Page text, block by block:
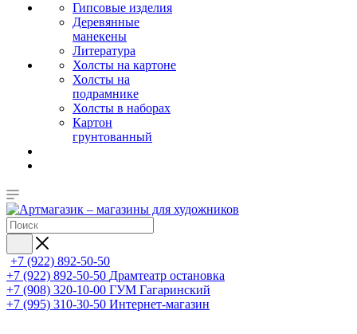
Гипсовые изделия
Деревянные
манекены
Литература
Холсты на картоне
Холсты на
подрамнике
Холсты в наборах
Картон
грунтованный
+7 (922) 892-50-50
+7 (922) 892-50-50 Драмтеатр остановка
+7 (908) 320-10-00 ГУМ Гагаринский
+7 (995) 310-30-50 Интернет-магазин